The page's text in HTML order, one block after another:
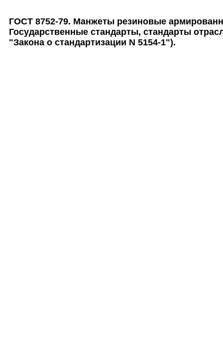
ГОСТ 8752-79. Манжеты резиновые
Государственные стандарты, стандарты
"Закона о стандартизации N 5154-1").